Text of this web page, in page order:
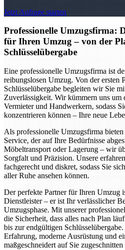
Jetzt Anfrage starten
Professionelle Umzugsfirma:
für Ihren Umzug – von der
Schlüsselübergabe
Eine professionelle Umzugsfirma ist
reibungslosen Umzug. Von der ersten
Schlüsselübergabe begleiten wir Sie
Zuverlässigkeit. Wir kümmern uns
Vermieter und Handwerkern, sodass
konzentrieren können – Ihre neue
Als professionelle Umzugsfirma
Service, der auf Ihre Bedürfnisse
Möbeltransport oder Lagerung – wir
Sorgfalt und Präzision. Unsere
fachgerecht und diskret, sodass Sie
aller Ruhe ansehen können.
Der perfekte Partner für Ihren Umzug
Dienstleister – er ist Ihr verlässlicher
Umzugsphase. Mit unserer
die Sicherheit, dass alles nach Plan
bis zur endgültigen
Erfahrung, moderne Ausrüstung und
maßgeschneidert auf Sie zugeschnitten